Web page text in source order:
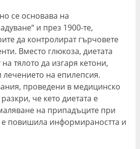
се основава на
и през 1900-те,
да контролират гърчовете
Вместо глюкоза, диетата
тялото да изгаря кетони,
лечението на епилепсия.
проведени в медицинско
че кето диетата е
на припадъците при
повишила информираността и